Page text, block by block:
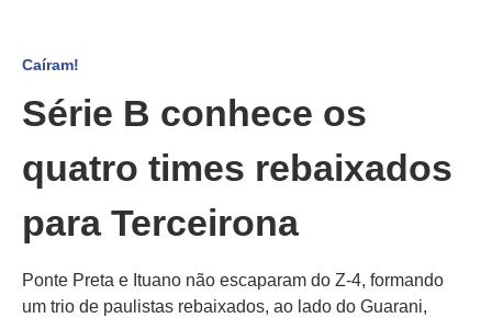
Caíram!
Série B conhece os
quatro times rebaixados
para Terceirona
Ponte Preta e Ituano não escaparam do Z-4, formando
um trio de paulistas rebaixados, ao lado do Guarani,